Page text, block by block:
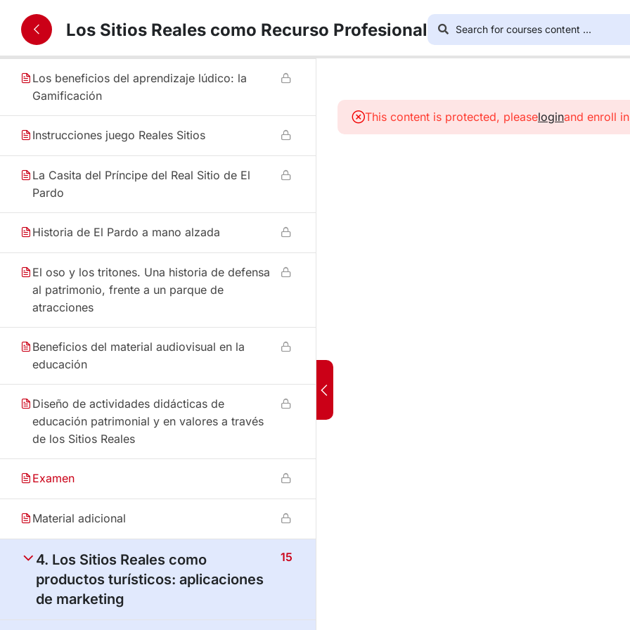
Recreación del Palacio de Aranjuez en
Minecraft
Los beneficios del aprendizaje lúdico: la
Gamificación
Instrucciones juego Reales Sitios
La Casita del Príncipe del Real Sitio de El
Pardo
Historia de El Pardo a mano alzada
El oso y los tritones. Una historia de defensa
al patrimonio, frente a un parque de
atracciones
Beneficios del material audiovisual en la
educación
Diseño de actividades didácticas de
educación patrimonial y en valores a través
de los Sitios Reales
Examen
Material adicional
4. Los Sitios Reales como
productos turísticos: aplicaciones
de marketing
15
Los Sitios Reales como Recurso Profesional
This content is protected, pleaseloginand enroll